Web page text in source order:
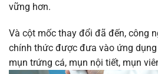
vững hơn.
Và cột mốc thay đổi đã đến, công
chính thức được đưa vào ứng
mụn trứng cá, mụn nội tiết, mụn